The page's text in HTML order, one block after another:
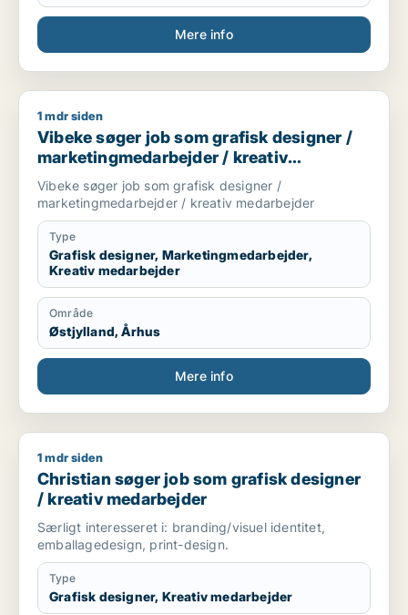
Mere info
Vibeke søger job som grafisk designer /
1 mdr siden
Vibeke søger job som grafisk designer /
marketingmedarbejder / kreativ
medarbejder
Vibeke søger job som grafisk designer /
marketingmedarbejder / kreativ medarbejder
Type
Grafisk designer, Marketingmedarbejder,
Kreativ medarbejder
Område
Østjylland, Århus
Mere info
Christian søger job som grafisk designer / kreativ
1 mdr siden
Christian søger job som grafisk designer
/ kreativ medarbejder
Særligt interesseret i: branding/visuel identitet,
emballagedesign, print-design.
Type
Grafisk designer, Kreativ medarbejder